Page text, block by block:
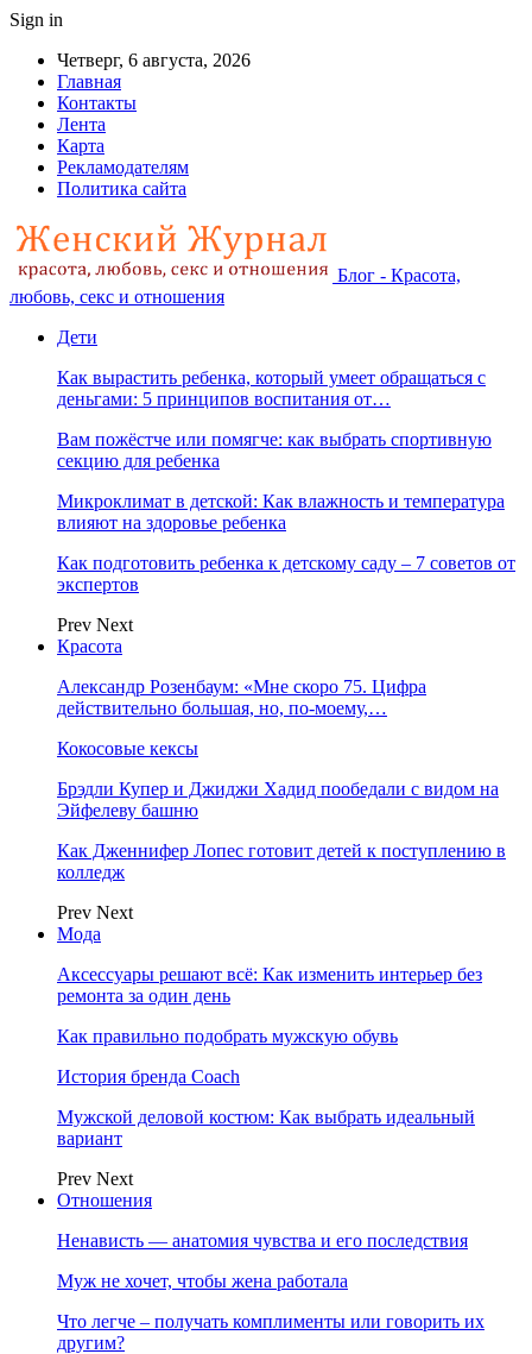
Sign in
Четверг, 6 августа, 2026
Главная
Контакты
Лента
Карта
Рекламодателям
Политика сайта
Блог - Красота,
любовь, секс и отношения
Дети
Как вырастить ребенка, который умеет обращаться с
деньгами: 5 принципов воспитания от…
Вам пожёстче или помягче: как выбрать спортивную
секцию для ребенка
Микроклимат в детской: Как влажность и температура
влияют на здоровье ребенка
Как подготовить ребенка к детскому саду – 7 советов от
экспертов
Prev Next
Красота
Александр Розенбаум: «Мне скоро 75. Цифра
действительно большая, но, по‑моему,…
Кокосовые кексы
Брэдли Купер и Джиджи Хадид пообедали с видом на
Эйфелеву башню
Как Дженнифер Лопес готовит детей к поступлению в
колледж
Prev Next
Мода
Аксессуары решают всё: Как изменить интерьер без
ремонта за один день
Как правильно подобрать мужскую обувь
История бренда Coach
Мужской деловой костюм: Как выбрать идеальный
вариант
Prev Next
Отношения
Ненависть — анатомия чувства и его последствия
Муж не хочет, чтобы жена работала
Что легче – получать комплименты или говорить их
другим?